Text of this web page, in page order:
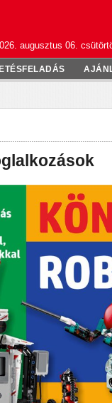
augusztus 06.